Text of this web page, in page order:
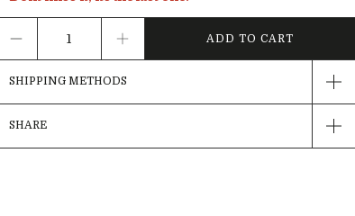
SHIPPING METHODS
SHARE